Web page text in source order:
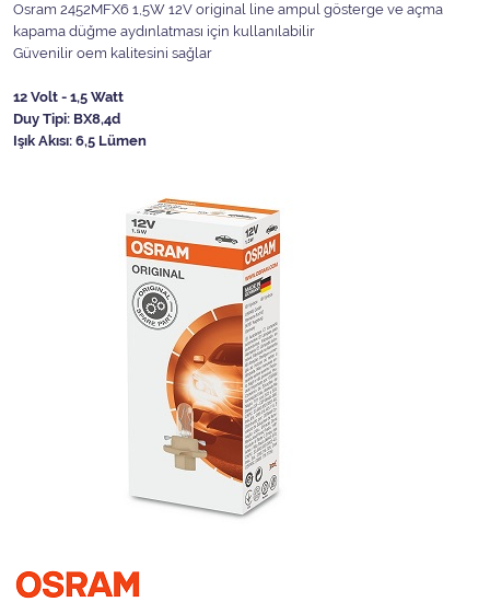
Osram 2452MFX6 1,5W 12V original line ampul gösterge ve açma
kapama düğme aydınlatması için kullanılabilir
Güvenilir oem kalitesini sağlar
12 Volt - 1,5 Watt
Duy Tipi: BX8,4d
Işık Akısı: 6,5 Lümen